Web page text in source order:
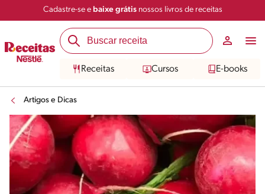
Cadastre-se e baixe grátisnossos livros de receitas
Receitas Cursos E-books
Artigos e Dicas